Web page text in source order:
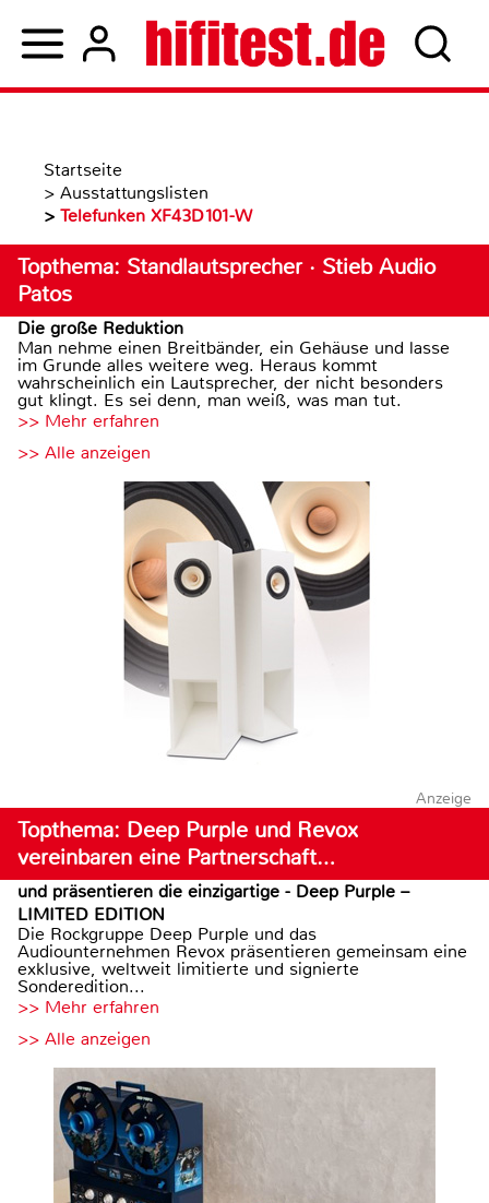
Startseite
> Ausstattungslisten
> Telefunken XF43D101-W
Topthema: Standlautsprecher · Stieb Audio
Patos
Die große Reduktion
Man nehme einen Breitbänder, ein Gehäuse und lasse
im Grunde alles weitere weg. Heraus kommt
wahrscheinlich ein Lautsprecher, der nicht besonders
gut klingt. Es sei denn, man weiß, was man tut.
>> Mehr erfahren
>> Alle anzeigen
Anzeige
Topthema: Deep Purple und Revox
vereinbaren eine Partnerschaft…
und präsentieren die einzigartige - Deep Purple –
LIMITED EDITION
Die Rockgruppe Deep Purple und das
Audiounternehmen Revox präsentieren gemeinsam eine
exklusive, weltweit limitierte und signierte
Sonderedition...
>> Mehr erfahren
>> Alle anzeigen